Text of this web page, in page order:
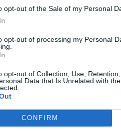
opt-out of the Sale of my Personal
opt-out of processing my Personal
opt-out of Collection, Use,
Data that Is Unrelated with
CONFIRM
reginys miške: tai, ką po
turistai, stebina ir žavi
kuriame kostiumo